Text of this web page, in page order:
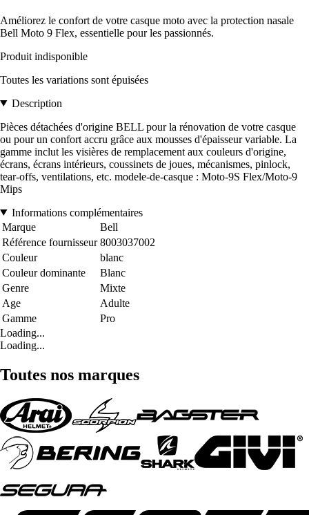
Améliorez le confort de votre casque moto avec la protection nasale
Bell Moto 9 Flex, essentielle pour les passionnés.
Produit indisponible
Toutes les variations sont épuisées
Description
Pièces détachées d'origine BELL pour la rénovation de votre casque
ou pour un confort accru grâce aux mousses d'épaisseur variable. La
gamme inclut les visières de remplacement aux couleurs d'origine,
écrans, écrans intérieurs, coussinets de joues, mécanismes, pinlock,
tear-offs, ventilations, etc. modele-de-casque : Moto-9S Flex/Moto-9
Mips
Informations complémentaires
Marque
Bell
Référence fournisseur 8003037002
Couleur
blanc
Couleur dominante
Blanc
Genre
Mixte
Age
Adulte
Gamme
Pro
Loading...
Loading...
Toutes nos marques